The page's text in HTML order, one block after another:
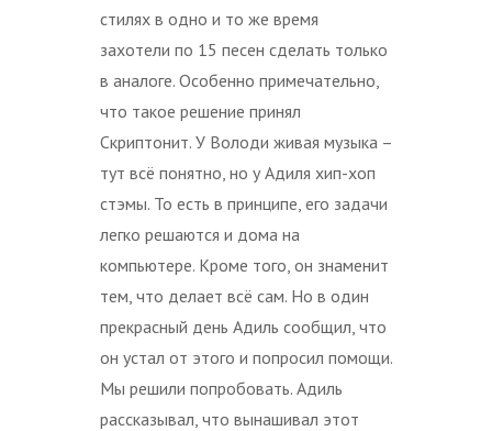
стилях в одно и то же время
захотели по 15 песен сделать только
в аналоге. Особенно примечательно,
что такое решение принял
Скриптонит. У Володи живая музыка –
тут всё понятно, но у Адиля хип-хоп
стэмы. То есть в принципе, его задачи
легко решаются и дома на
компьютере. Кроме того, он знаменит
тем, что делает всё сам. Но в один
прекрасный день Адиль сообщил, что
он устал от этого и попросил помощи.
Мы решили попробовать. Адиль
рассказывал, что вынашивал этот